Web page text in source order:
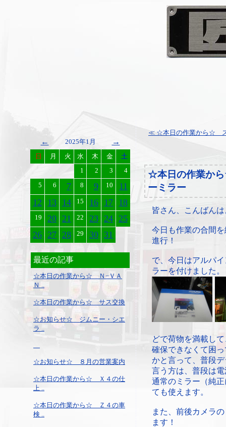
← 2025年1月 →
日 月 火 水 木 金
土
1
2 3
4
5
6 7 8 9 10
11
12
13 14 15 16 17 18
19 20 21 22 23 24 25
26 27 28 29 30 31
最近の記事
☆本日の作業から☆ Ｎ−ＶＡ
Ｎ ..
☆本日の作業から☆ サス交換
☆お知らせ☆ ジムニー・シエ
ラ ..
☆お知らせ☆ ８月の営業案内
☆本日の作業から☆ Ｘ４の仕
上 ..
☆本日の作業から☆ Ｚ４の車
検 ..
≪ ☆本日の作業から☆
☆本日の作業か
ーミラー
皆さん、こんばんは
今日も作業の合間
進行！
で、今日はアルパ
ラーを付けました。
どで荷物を満載し
確保できなくて困
かと言って、普段
言う方は、普段は
通常のミラー（純
ても使えます。
また、前後カメラ
ます！